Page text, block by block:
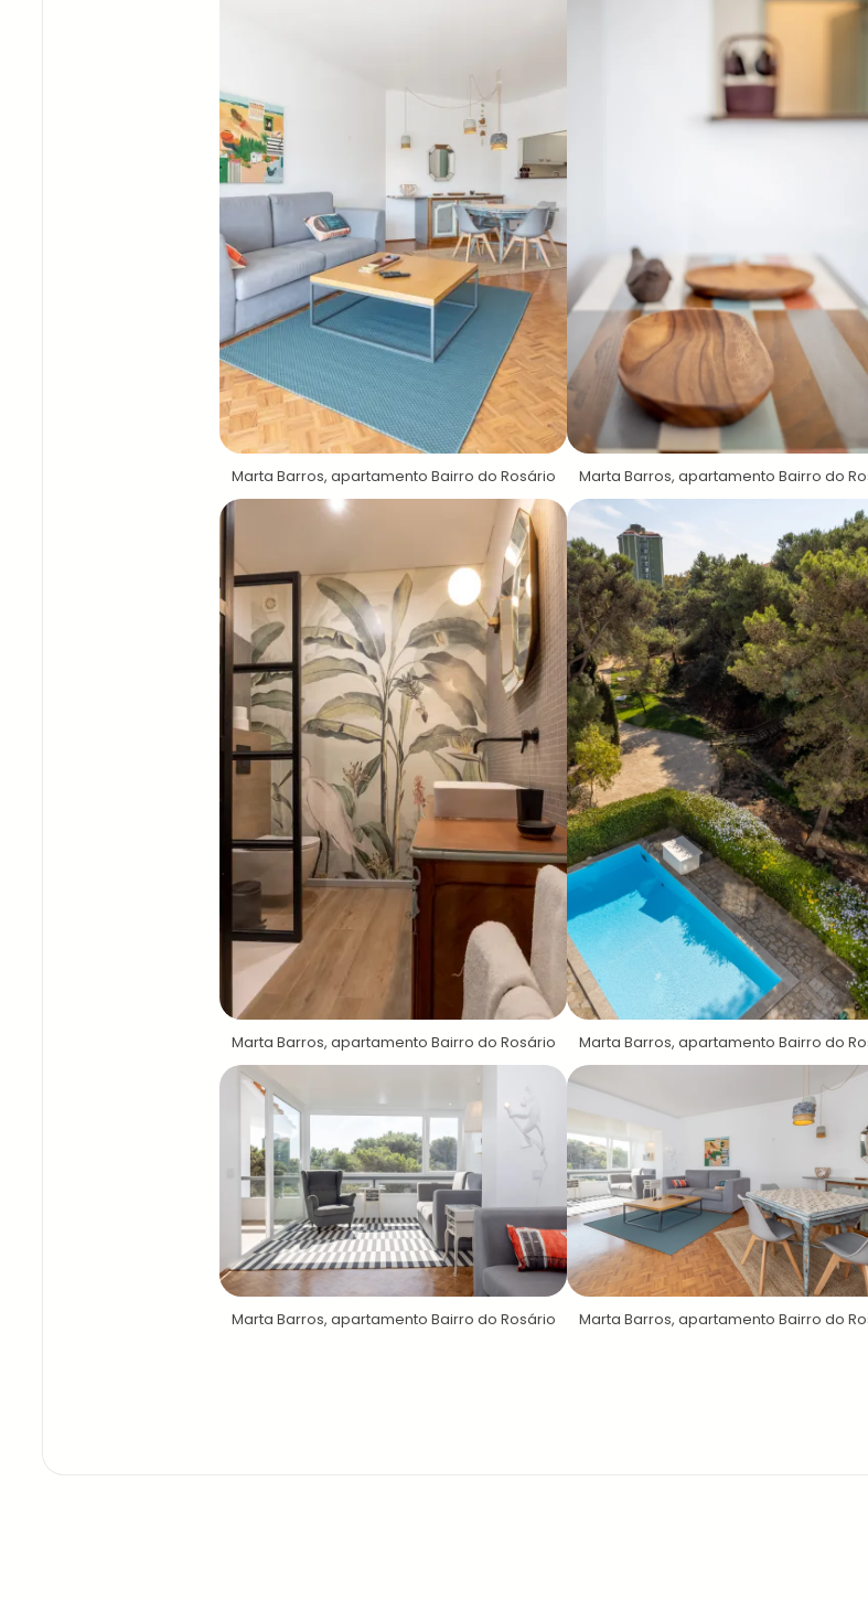
Marta Barros, apartamento Bairro do Rosário Marta Barros, apartamento Bairro do
Marta Barros, apartamento Bairro do Rosário Marta Barros, apartamento Bairro do
Marta Barros, apartamento Bairro do Rosário Marta Barros, apartamento Bairro do